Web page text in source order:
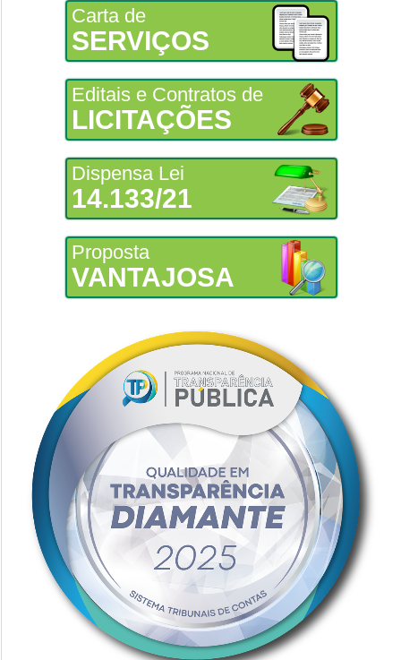
Carta de
SERVIÇOS
Editais e Contratos de
LICITAÇÕES
Dispensa Lei
14.133/21
Proposta
VANTAJOSA